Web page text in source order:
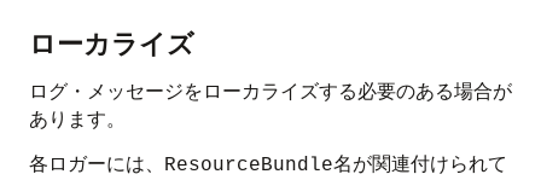
ローカライズ
ログ・メッセージをローカライズする必要のある場合が
あります。
各ロガーには、
ResourceBundle名が関連付けられて